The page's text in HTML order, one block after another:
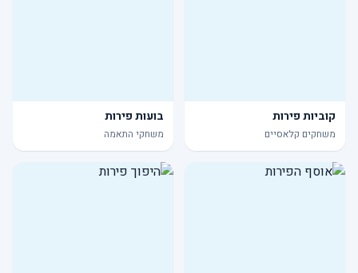
קוביות פירות
משחקים קלאסיים
בועות פירות
משחקי התאמה